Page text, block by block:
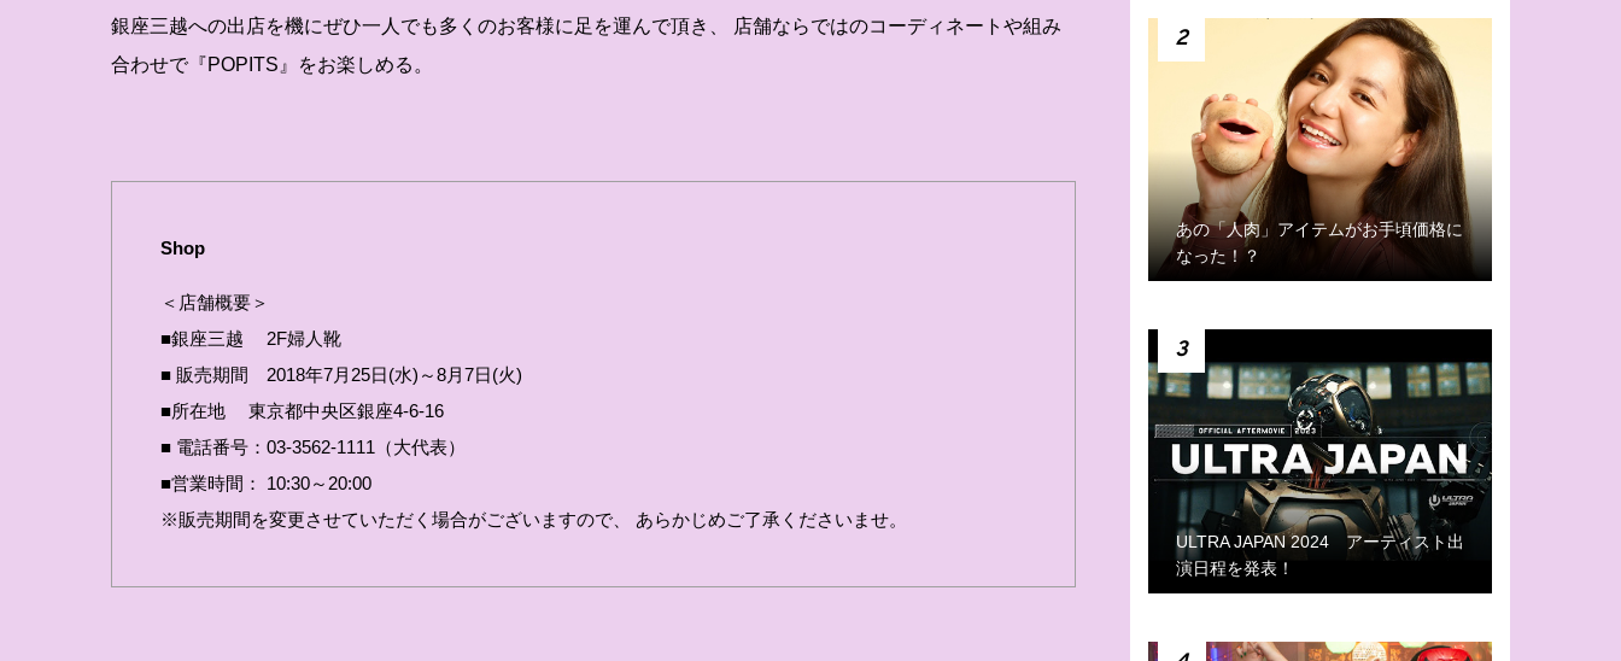
銀座三越への出店を機にぜひ一人でも多くのお客様に足を運んで頂き、 店舗ならではのコーディネートや組み
合わせで『POPITS』をお楽しめる。
Shop
＜店舗概要＞
■銀座三越 2F婦人靴
■ 販売期間 2018年7月25日(水)～8月7日(火)
■所在地 東京都中央区銀座4-6-16
■ 電話番号：03-3562-1111（大代表）
■営業時間： 10:30～20:00
※販売期間を変更させていただく場合がございますので、 あらかじめご了承くださいませ。
2
あの「人肉」アイテムがお手頃価格に
なった！？
3
ULTRA JAPAN 2024 アーティスト出
演日程を発表！